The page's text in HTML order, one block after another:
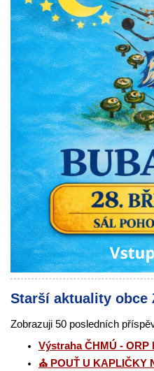
Starší aktuality obce
Zobrazuji 50 posledních
Výstraha ČHMÚ - ORP
⛪ POUŤ U KAPLIČKY